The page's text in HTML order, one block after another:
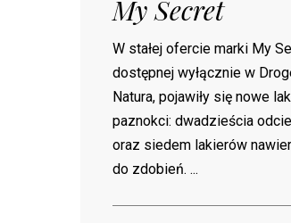
My Secret
W stałej ofercie marki My
dostępnej wyłącznie w
Natura, pojawiły się nowe
paznokci: dwadzieścia
oraz siedem lakierów
do zdobień. ...